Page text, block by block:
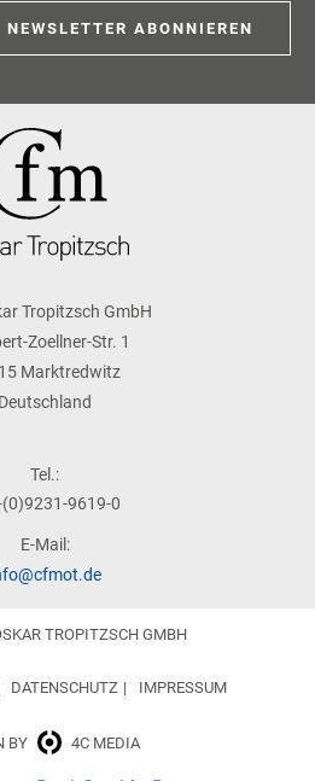
NEWSLETTER ABONNIEREN
Tropitzsch GmbH
Zoellner-Str. 1
Marktredwitz
Deutschland
Tel.:
9619-0
E-Mail:
TROPITZSCH GMBH
BY 4C MEDIA
DATENSCHUTZ IMPRESSUM